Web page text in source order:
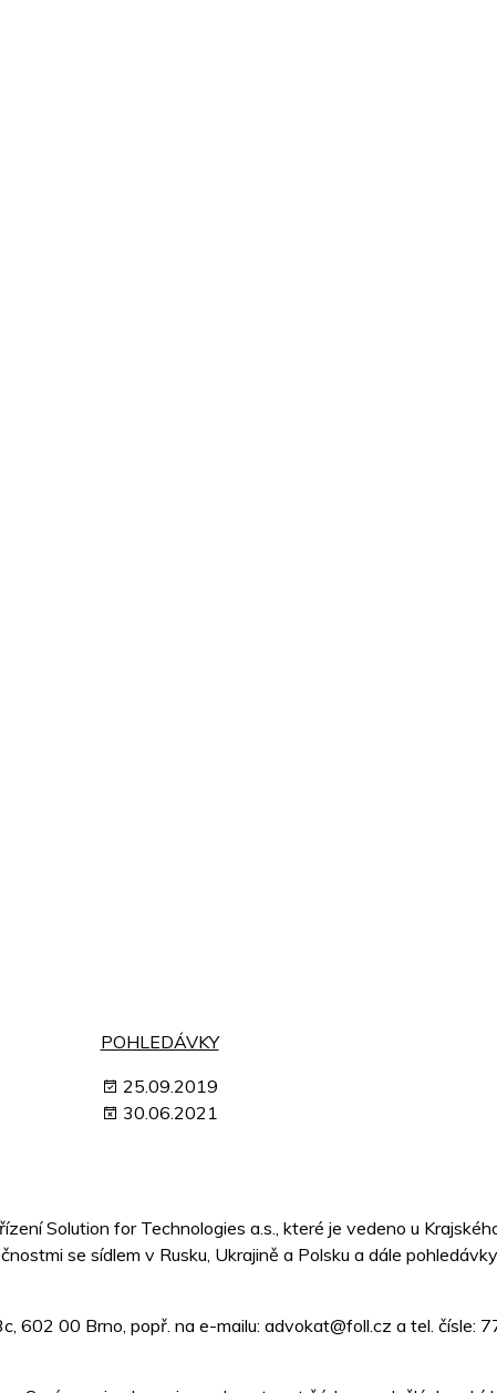
POHLEDÁVKY
25.09.2019
30.06.2021
Solution for Technologies a.s., které je vedeno u
se sídlem v Rusku, Ukrajině a Polsku a dále
602 00 Brno, popř. na e-mailu: advokat@foll.cz a tel. čísle: